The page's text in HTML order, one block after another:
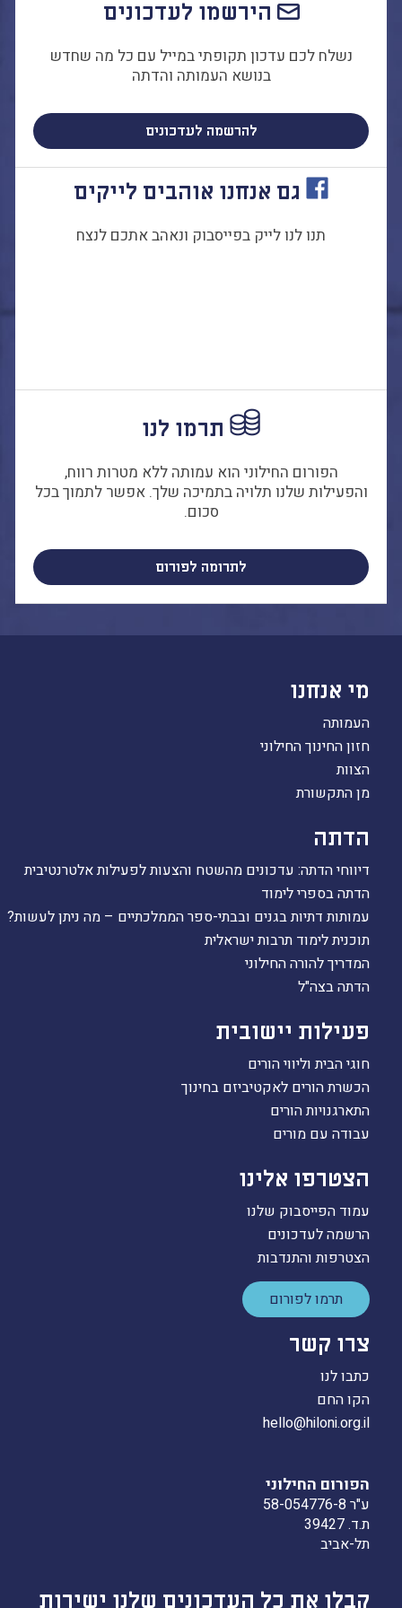
התמודדות עם הדתה
חילוניות?
כיצד למנוע הדתה?
זיהיתי הדתה, מה
עושים?
המדריך למורה: תרבות
יהודית-ישראלית
הכשרת הורים
לאקטיביזם בחינוך
חינוך חילוניות יישוביות
עבודה עם מורים
חזון החינוך החילוני
הצוות
כתבו לנו
הצטרפות והתנדבות
הרשמה לעדכונים
הפורום החילוני
בפייסבוק
הירשמו לעדכונים
נשלח לכם עדכון תקופתי במייל עם כל מה שחדש
בנושא העמותה והדתה
להרשמה לעדכונים
גם אנחנו אוהבים לייקים
תנו לנו לייק בפייסבוק ונאהב אתכם לנצח
תרמו לנו
הפורום החילוני הוא עמותה ללא מטרות רווח,
והפעילות שלנו תלויה בתמיכה שלך. אפשר לתמוך בכל
סכום.
לתרומה לפורום
מי אנחנו
העמותה
חזון החינוך החילוני
הצוות
מן התקשורת
הדתה
דיווחי הדתה: עדכונים מהשטח והצעות לפעילות אלטרנטיבית
הדתה בספרי לימוד
עמותות דתיות בגנים ובבתי-ספר הממלכתיים – מה ניתן לעשות?
תוכנית לימוד תרבות ישראלית
המדריך להורה החילוני
הדתה בצה"ל
פעילות יישובית
חוגי הבית וליווי הורים
הכשרת הורים לאקטיביזם בחינוך
התארגנויות הורים
עבודה עם מורים
הצטרפו אלינו
עמוד הפייסבוק שלנו
הרשמה לעדכונים
הצטרפות והתנדבות
תרמו לפורום
צרו קשר
כתבו לנו
הקו החם
hello@hiloni.org.il
קבלו את כל העדכונים שלנו ישירות
הפורום החילוני
ע"ר 58-054776-8
ת.ד. 39427
תל-אביב